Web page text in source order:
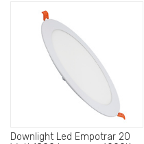
Downlight Led Empotrar 20